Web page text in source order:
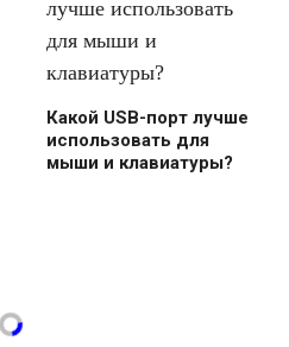
Какой USB-порт лучше
использовать для
мыши и клавиатуры?